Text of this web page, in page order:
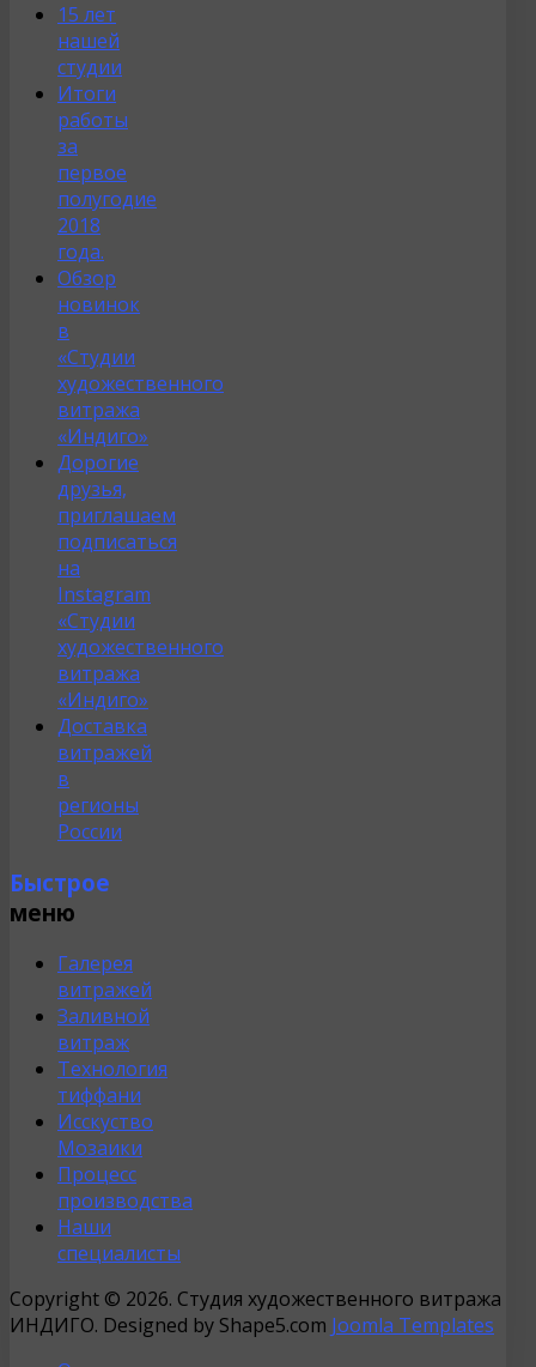
15 лет
нашей
студии
Итоги
работы
за
первое
полугодие
2018
года.
Обзор
новинок
в
«Студии
художественного
витража
«Индиго»
Дорогие
друзья,
приглашаем
подписаться
на
Instagram
«Студии
художественного
витража
«Индиго»
Доставка
витражей
в
регионы
России
Быстрое
меню
Галерея
витражей
Заливной
витраж
Технология
тиффани
Исскуство
Мозаики
Процесс
производства
Наши
специалисты
Copyright © 2026. Студия художественного витража
ИНДИГО. Designed by Shape5.com Joomla Templates